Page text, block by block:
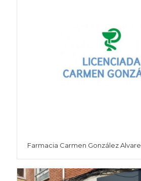
Farmacia Carmen González Alvare